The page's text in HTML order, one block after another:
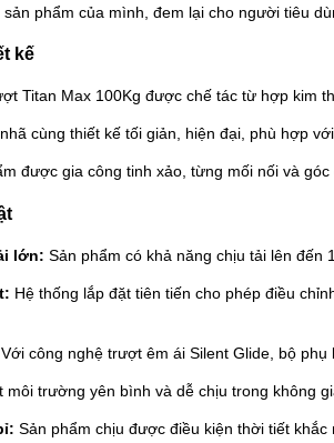
phẩm của mình, đem lại cho người tiêu
kế
Titan Max 100Kg được chế tác từ hợp kim
cùng thiết kế tối giản, hiện đại, phù hợp
được gia công tinh xảo, từng mối nối và
lớn: Sản phẩm có khả năng chịu tải lên đến
Hệ thống lắp đặt tiên tiến cho phép điều
Với công nghệ trượt êm ái Silent Glide, bộ
trường yên bình và dễ chịu trong không
Sản phẩm chịu được điều kiện thời tiết